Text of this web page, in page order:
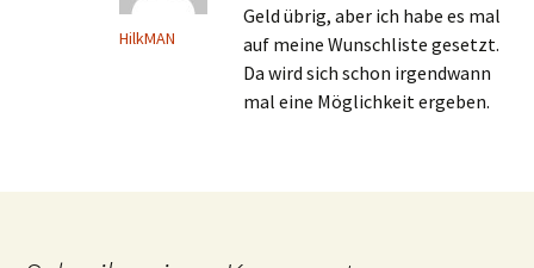
HilkMAN
Geld übrig, aber ich habe es mal
auf meine Wunschliste gesetzt.
Da wird sich schon irgendwann
mal eine Möglichkeit ergeben.